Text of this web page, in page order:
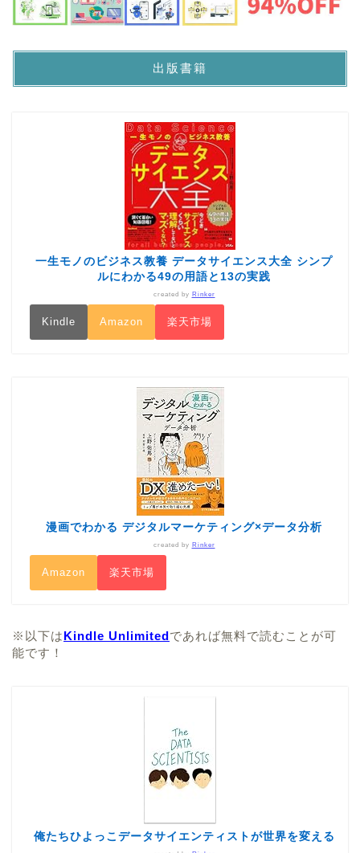
出版書籍
一生モノのビジネス教養 データサイエンス大全 シンプ
ルにわかる49の用語と13の実践
created by Rinker
Kindle Amazon 楽天市場
漫画でわかる デジタルマーケティング×データ分析
created by Rinker
Amazon 楽天市場
※以下は Kindle Unlimited であれば無料で読むことが可
能です！
俺たちひよっこデータサイエンティストが世界を変える